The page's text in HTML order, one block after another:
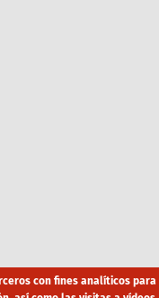
con fines analíticos para